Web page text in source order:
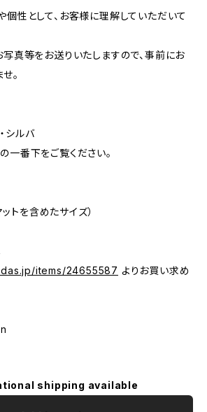
性として、お客様に理解していただいて
真等をお送りいたしますので、事前にお
。
シルバ
番下をご覧ください。
トを含めたサイズ）
items/24655587 よりお買い求め
shipping available